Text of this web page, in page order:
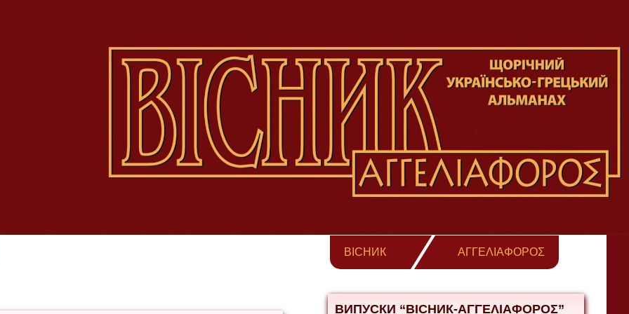
ВІСНИК ΑΓΓΕΛΙΑΦΟΡΟΣ
ВИПУСКИ “ВІСНИК-ΑΓΓΕΛΙΑΦΟΡΟΣ”